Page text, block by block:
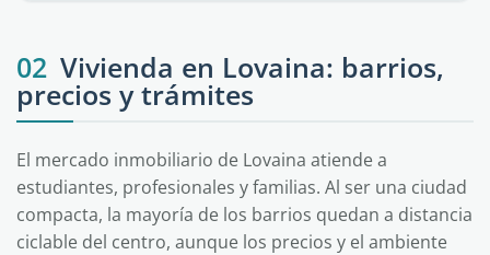
02 Vivienda en Lovaina: barrios,
precios y trámites
El mercado inmobiliario de Lovaina atiende a
estudiantes, profesionales y familias. Al ser una ciudad
compacta, la mayoría de los barrios quedan a distancia
ciclable del centro, aunque los precios y el ambiente